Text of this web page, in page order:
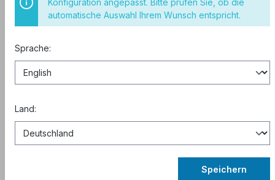
Eckverbinder 100x60 L-Ecke
Konfiguration angepasst. Bitte prüfen Sie, ob die
automatische Auswahl Ihrem Wunsch entspricht.
Sprache:
Land:
Speichern